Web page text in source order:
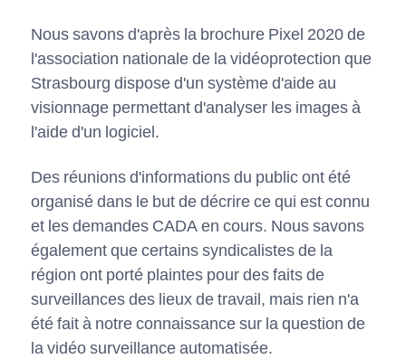
Nous savons d'après la brochure Pixel 2020 de
l'association nationale de la vidéoprotection que
Strasbourg dispose d'un système d'aide au
visionnage permettant d'analyser les images à
l'aide d'un logiciel.
Des réunions d'informations du public ont été
organisé dans le but de décrire ce qui est connu
et les demandes CADA en cours. Nous savons
également que certains syndicalistes de la
région ont porté plaintes pour des faits de
surveillances des lieux de travail, mais rien n'a
été fait à notre connaissance sur la question de
la vidéo surveillance automatisée.